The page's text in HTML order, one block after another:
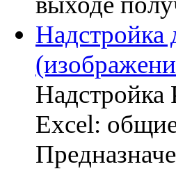
Надстройка
Надстройка
Excel: